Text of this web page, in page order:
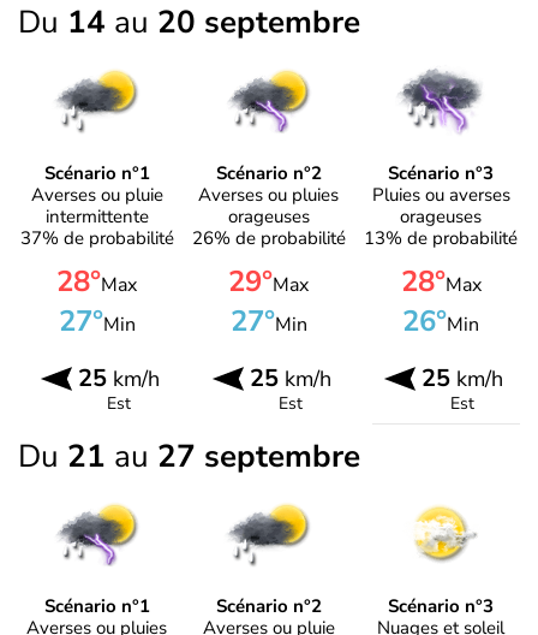
Du 14 au 20 septembre
Scénario n°1
Averses ou pluie
intermittente
37% de probabilité
28°Max
27°Min
25km/h
Est
Scénario n°2
Averses ou pluies
orageuses
26% de probabilité
29°Max
27°Min
25km/h
Est
Scénario n°3
Pluies ou averses
orageuses
13% de probabilité
28°Max
26°Min
25 km/h
Est
Du 21 au 27 septembre
Scénario n°1
Averses ou pluies
Scénario n°2
Averses ou pluie
Scénario n°3
Nuages et soleil